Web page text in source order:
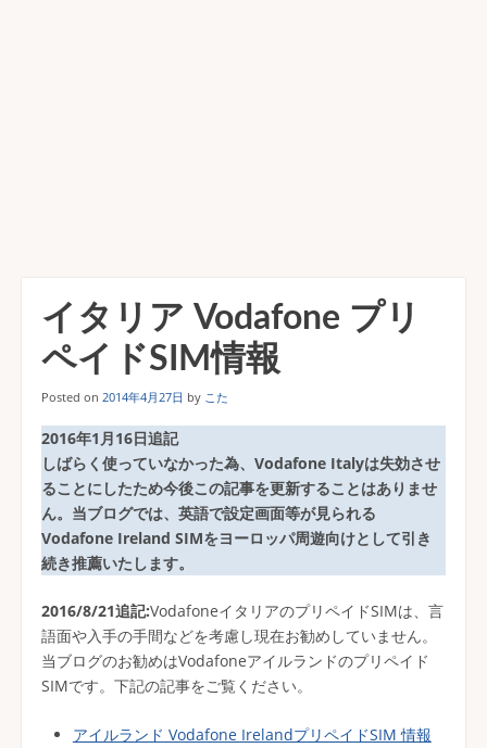
イタリア Vodafone プリ
ペイドSIM情報
Posted on 2014年4月27日 by こた
2016年1月16日追記
しばらく使っていなかった為、Vodafone Italyは失効させ
ることにしたため今後この記事を更新することはありませ
ん。当ブログでは、英語で設定画面等が見られる
Vodafone Ireland SIMをヨーロッパ周遊向けとして引き
続き推薦いたします。
2016/8/21追記:VodafoneイタリアのプリペイドSIMは、言
語面や入手の手間などを考慮し現在お勧めしていません。
当ブログのお勧めはVodafoneアイルランドのプリペイド
SIMです。下記の記事をご覧ください。
アイルランド Vodafone IrelandプリペイドSIM 情報